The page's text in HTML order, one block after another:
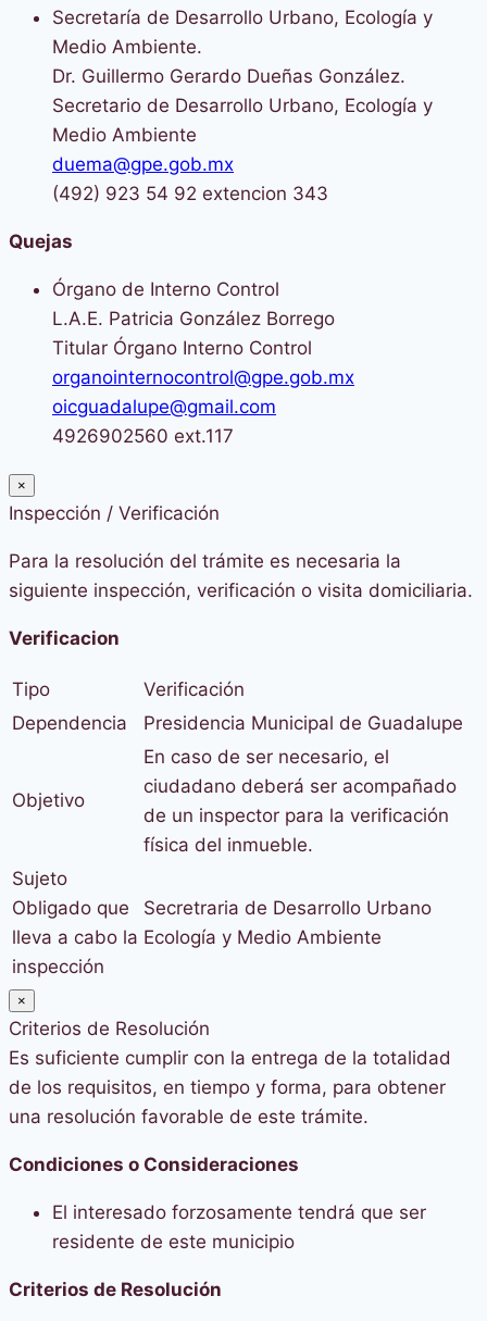
Secretaría de Desarrollo Urbano, Ecología y
Medio Ambiente.
Dr. Guillermo Gerardo Dueñas González.
Secretario de Desarrollo Urbano, Ecología y
Medio Ambiente
duema@gpe.gob.mx
(492) 923 54 92 extencion 343
Quejas
Órgano de Interno Control
L.A.E. Patricia González Borrego
Titular Órgano Interno Control
organointernocontrol@gpe.gob.mx
oicguadalupe@gmail.com
4926902560 ext.117
×
Inspección / Verificación
Para la resolución del trámite es necesaria la
siguiente inspección, verificación o visita domiciliaria.
Verificacion
Tipo
Verificación
Dependencia
Presidencia Municipal de Guadalupe
Objetivo
En caso de ser necesario, el
ciudadano deberá ser acompañado
de un inspector para la verificación
física del inmueble.
Sujeto
Obligado que
lleva a cabo la
inspección
Secretraria de Desarrollo Urbano
Ecología y Medio Ambiente
×
Criterios de Resolución
Es suficiente cumplir con la entrega de la totalidad
de los requisitos, en tiempo y forma, para obtener
una resolución favorable de este trámite.
Condiciones o Consideraciones
El interesado forzosamente tendrá que ser
residente de este municipio
Criterios de Resolución